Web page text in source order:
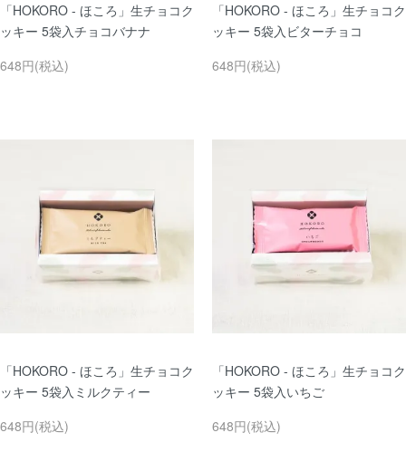
「HOKORO - ほころ」生チョコク
ッキー 5袋入チョコバナナ
648円(税込)
「HOKORO - ほころ」生チョコク
ッキー 5袋入ビターチョコ
648円(税込)
「HOKORO - ほころ」生チョコク
ッキー 5袋入ミルクティー
648円(税込)
「HOKORO - ほころ」生チョコク
ッキー 5袋入いちご
648円(税込)